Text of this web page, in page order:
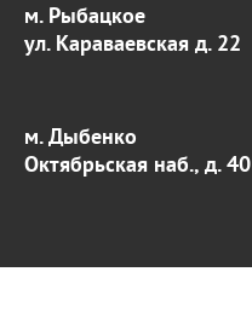
м. Рыбацкое
ул. Караваевская д. 22
м. Дыбенко
Октябрьская наб., д. 40